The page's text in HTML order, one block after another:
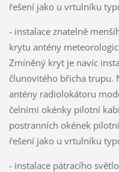
řešení jako u vrtulníku
- instalace znatelně
krytu antény
Zmíněný kryt je navíc
člunovitého břicha trupu.
antény radiolokátoru
čelními okénky pilotní
postranních okének
řešení jako u vrtulníku
- instalace pátracího